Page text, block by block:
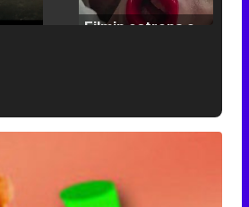
/
'120 Minutos' celebra sus 2.000 programas en Telemadrid con un vídeo del día a día en la redacción